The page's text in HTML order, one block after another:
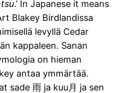
.’ In Japanese it means
Blakey Birdlandissa
levyllä Cedar
kappaleen. Sanan
on hieman
antaa ymmärtää.
sade 雨 ja kuu月 ja sen